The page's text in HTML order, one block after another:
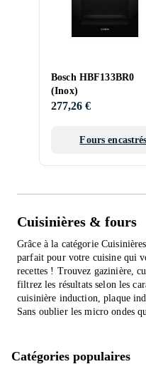
Bosch HBF133BR0
(Inox)
277,26 €
Fours encastrés
Cuisinières & fours
Grâce à la catégorie
parfait pour votre cuisine qui
recettes ! Trouvez gazinière,
filtrez les résultats selon les
cuisinière induction, plaque
Sans oublier les micro ondes
Catégories populaires